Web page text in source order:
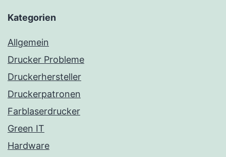
Kategorien
Allgemein
Drucker Probleme
Druckerhersteller
Druckerpatronen
Farblaserdrucker
Green IT
Hardware